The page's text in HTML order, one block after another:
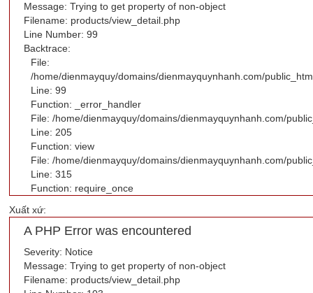
Message: Trying to get property of non-object
Filename: products/view_detail.php
Line Number: 99
Backtrace:
File:
/home/dienmayquy/domains/dienmayquynhanh.com/
Line: 99
Function: _error_handler
File: /home/dienmayquy/domains/dienmayquynhanh.com/
Line: 205
Function: view
File: /home/dienmayquy/domains/dienmayquynhanh.com/
Line: 315
Function: require_once
Xuất xứ:
A PHP Error was encountered
Severity: Notice
Message: Trying to get property of non-object
Filename: products/view_detail.php